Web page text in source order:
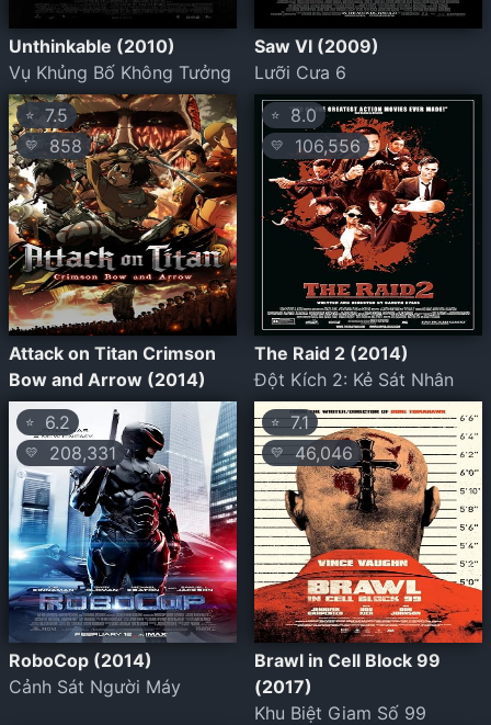
Unthinkable (2010)
Vụ Khủng Bố Không Tưởng
Saw VI (2009)
Lưỡi Cưa 6
⭐ 7.5
💛 858
Attack on Titan Crimson
Bow and Arrow (2014)
⭐ 8.0
💛 106,556
The Raid 2 (2014)
Đột Kích 2: Kẻ Sát Nhân
⭐ 6.2
💛 208,331
RoboCop (2014)
Cảnh Sát Người Máy
⭐7.1
💛46,046
Brawl in Cell Block 99
(2017)
Khu Biệt Giam Số 99